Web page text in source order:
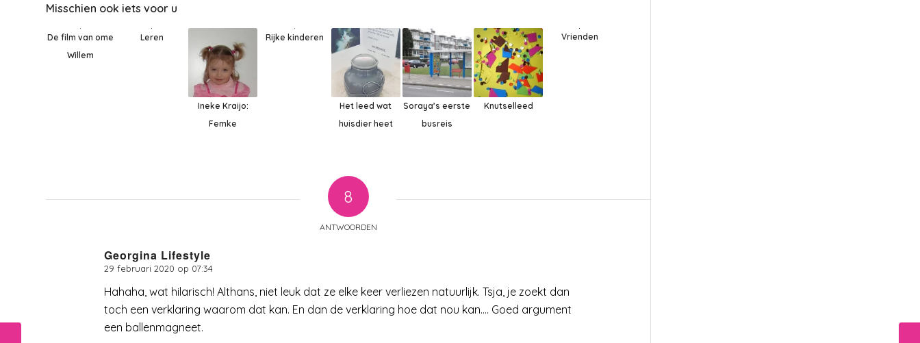
Misschien ook iets voor u
De film van ome
Willem
Leren
Ineke Kraijo:
Femke
Rijke kinderen
Het leed wat
huisdier heet
Soraya’s eerste
busreis
Knutselleed
Vrienden
8
ANTWOORDEN
Georgina Lifestyle
zegt:
29 februari 2020 op 07:34
Hahaha, wat hilarisch! Althans, niet leuk dat ze elke keer verliezen natuurlijk. Tsja, je zoekt dan
toch een verklaring waarom dat kan. En dan de verklaring hoe dat nou kan…. Goed argument
een ballenmagneet.